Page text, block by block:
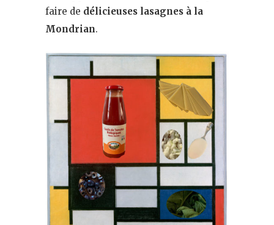
faire de délicieuses lasagnes à la
Mondrian.